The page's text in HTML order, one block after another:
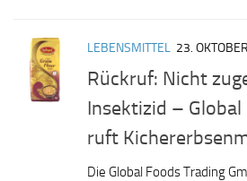
LEBENSMITTEL 23.
Rückruf: Nicht
Insektizid –
ruft
Die Global Foods Trading